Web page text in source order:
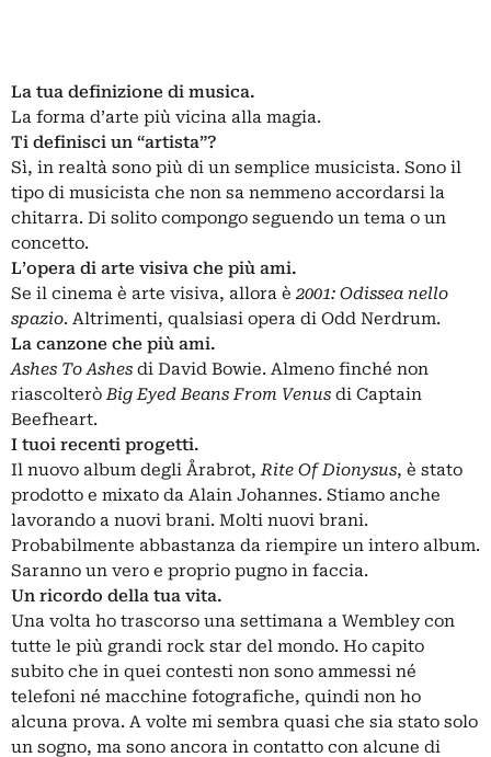
La tua definizione di musica.
La forma d’arte più vicina alla magia.
Ti definisci un “artista”?
Sì, in realtà sono più di un semplice musicista. Sono il
tipo di musicista che non sa nemmeno accordarsi la
chitarra. Di solito compongo seguendo un tema o un
concetto.
L’opera di arte visiva che più ami.
Se il cinema è arte visiva, allora è 2001: Odissea nello
spazio. Altrimenti, qualsiasi opera di Odd Nerdrum.
La canzone che più ami.
Ashes To Ashes di David Bowie. Almeno finché non
riascolteròBig Eyed Beans From Venus di Captain
Beefheart.
I tuoi recenti progetti.
Il nuovo album degli Årabrot,Rite Of Dionysus, è stato
prodotto e mixato da Alain Johannes. Stiamo anche
lavorando a nuovi brani. Molti nuovi brani.
Probabilmente abbastanza da riempire un intero album.
Saranno un vero e proprio pugno in faccia.
Un ricordo della tua vita.
Una volta ho trascorso una settimana a Wembley con
tutte le più grandi rock star del mondo. Ho capito
subito che in quei contesti non sono ammessi né
telefoni né macchine fotografiche, quindi non ho
alcuna prova. A volte mi sembra quasi che sia stato solo
un sogno, ma sono ancora in contatto con alcune di